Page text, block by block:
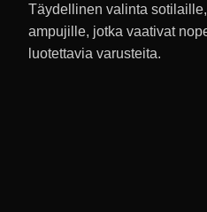
Täydellinen valinta
ampujille, jotka vaativat
luotettavia varusteita.